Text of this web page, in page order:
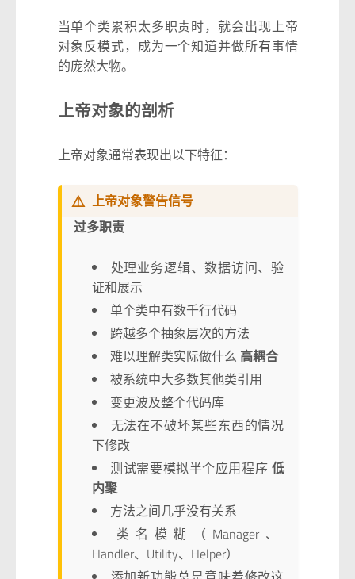
当单个类累积太多职责时，就会出现上帝
对象反模式，成为一个知道并做所有事情
的庞然大物。
上帝对象的剖析
上帝对象通常表现出以下特征：
⚠️ 上帝对象警告信号
过多职责
处理业务逻辑、数据访问、验
证和展示
单个类中有数千行代码
跨越多个抽象层次的方法
难以理解类实际做什么 高耦合
被系统中大多数其他类引用
变更波及整个代码库
无法在不破坏某些东西的情况
下修改
测试需要模拟半个应用程序 低
内聚
方法之间几乎没有关系
类名模糊（Manager、
Handler、Utility、Helper）